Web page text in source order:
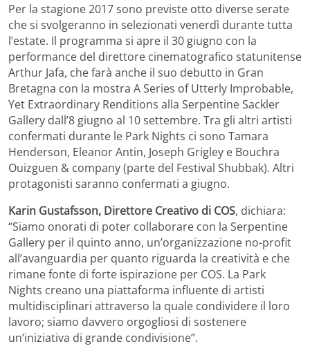
Per la stagione 2017 sono previste otto diverse serate
che si svolgeranno in selezionati venerdì durante tutta
l’estate. Il programma si apre il 30 giugno con la
performance del direttore cinematografico statunitense
Arthur Jafa, che farà anche il suo debutto in Gran
Bretagna con la mostra A Series of Utterly Improbable,
Yet Extraordinary Renditions alla Serpentine Sackler
Gallery dall’8 giugno al 10 settembre. Tra gli altri artisti
confermati durante le Park Nights ci sono Tamara
Henderson, Eleanor Antin, Joseph Grigley e Bouchra
Ouizguen & company (parte del Festival Shubbak). Altri
protagonisti saranno confermati a giugno.
Karin Gustafsson, Direttore Creativo di COS, dichiara:
“Siamo onorati di poter collaborare con la Serpentine
Gallery per il quinto anno, un’organizzazione no-profit
all’avanguardia per quanto riguarda la creatività e che
rimane fonte di forte ispirazione per COS. La Park
Nights creano una piattaforma influente di artisti
multidisciplinari attraverso la quale condividere il loro
lavoro; siamo davvero orgogliosi di sostenere
un’iniziativa di grande condivisione”.